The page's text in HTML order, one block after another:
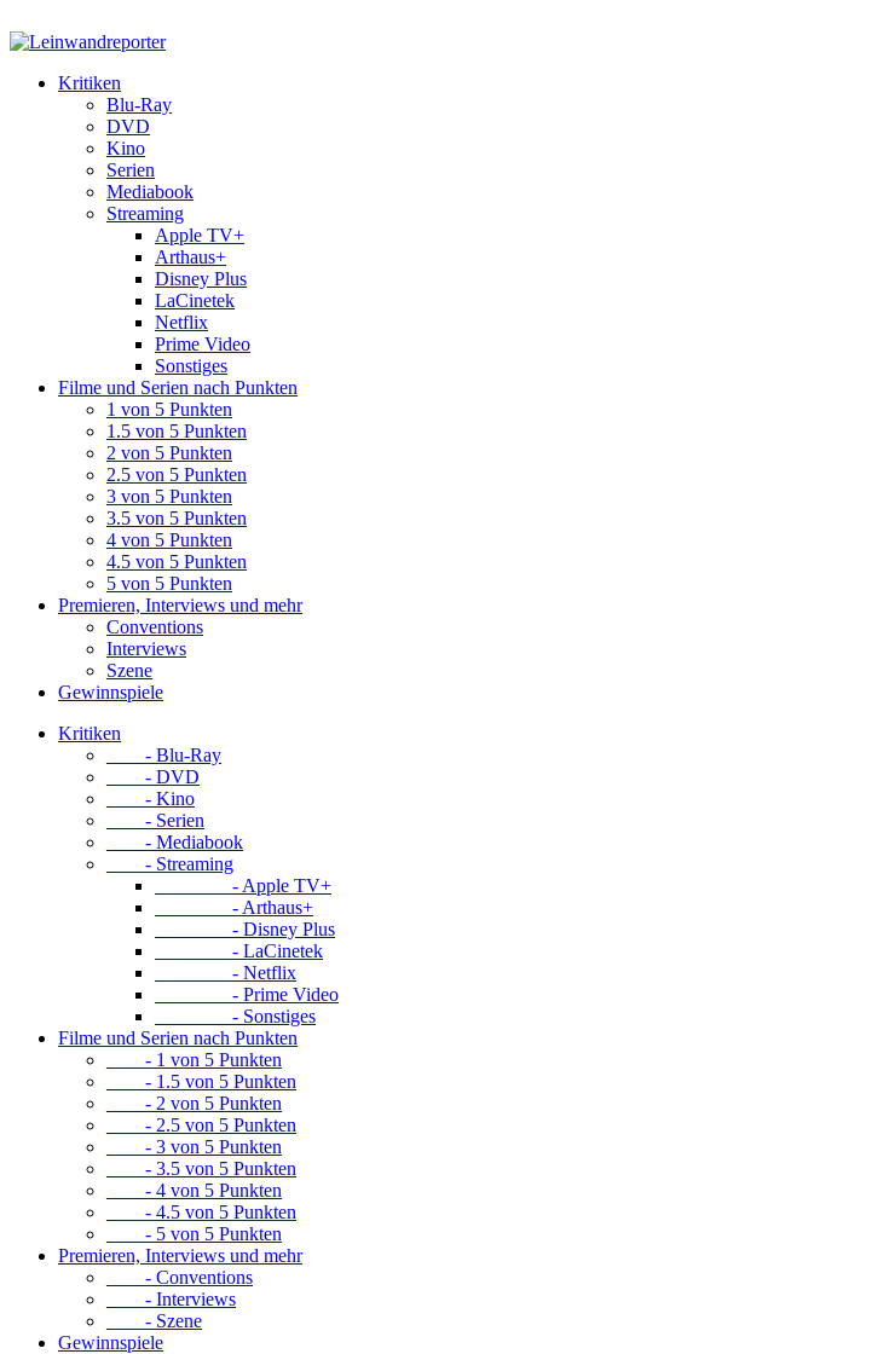
Kritiken
Blu-Ray
DVD
Kino
Serien
Mediabook
Streaming
Apple TV+
Arthaus+
Disney Plus
LaCinetek
Netflix
Prime Video
Sonstiges
Filme und Serien nach Punkten
1 von 5 Punkten
1.5 von 5 Punkten
2 von 5 Punkten
2.5 von 5 Punkten
3 von 5 Punkten
3.5 von 5 Punkten
4 von 5 Punkten
4.5 von 5 Punkten
5 von 5 Punkten
Premieren, Interviews und mehr
Conventions
Interviews
Szene
Gewinnspiele
Kritiken
- Blu-Ray
- DVD
- Kino
- Serien
- Mediabook
- Streaming
- Apple TV+
- Arthaus+
- Disney Plus
- LaCinetek
- Netflix
- Prime Video
- Sonstiges
Filme und Serien nach Punkten
- 1 von 5 Punkten
- 1.5 von 5 Punkten
- 2 von 5 Punkten
- 2.5 von 5 Punkten
- 3 von 5 Punkten
- 3.5 von 5 Punkten
- 4 von 5 Punkten
- 4.5 von 5 Punkten
- 5 von 5 Punkten
Premieren, Interviews und mehr
- Conventions
- Interviews
- Szene
Gewinnspiele